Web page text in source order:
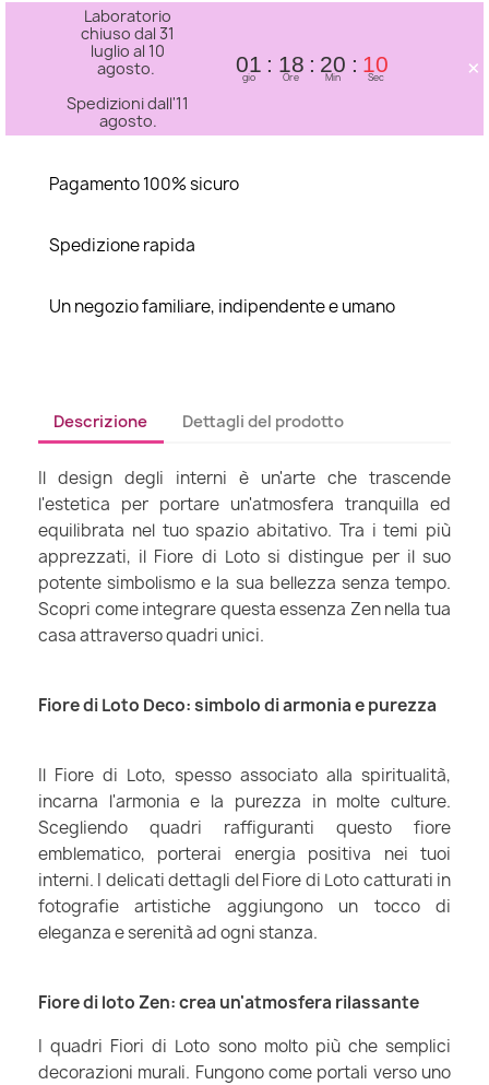
Laboratorio
chiuso dal 31
luglio al 10
agosto.
Spedizioni dall'11
agosto.
01
gio
18
Ore
20
Min
10
Sec ×
Pagamento 100% sicuro
Spedizione rapida
Un negozio familiare, indipendente e umano
Descrizione Dettagli del prodotto
Il design degli interni è un'arte che trascende
l'estetica per portare un'atmosfera tranquilla ed
equilibrata nel tuo spazio abitativo. Tra i temi più
apprezzati, il Fiore di Loto si distingue per il suo
potente simbolismo e la sua bellezza senza tempo.
Scopri come integrare questa essenza Zen nella tua
casa attraverso quadri unici.
Fiore di Loto Deco: simbolo di armonia e purezza
Il Fiore di Loto, spesso associato alla spiritualità,
incarna l'armonia e la purezza in molte culture.
Scegliendo quadri raffiguranti questo fiore
emblematico, porterai energia positiva nei tuoi
interni. I delicati dettagli del Fiore di Loto catturati in
fotografie artistiche aggiungono un tocco di
eleganza e serenità ad ogni stanza.
Fiore di loto Zen: crea un'atmosfera rilassante
I quadri Fiori di Loto sono molto più che semplici
decorazioni murali. Fungono come portali verso uno